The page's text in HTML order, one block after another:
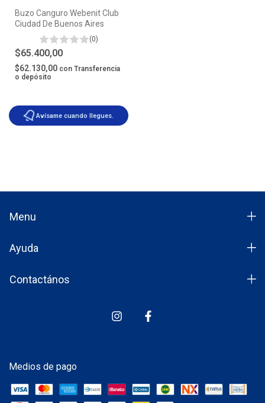
Buzo Canguro Webenit Club
Ciudad De Buenos Aires
(0)
$65.400,00
$62.130,00 con Transferencia
o depósito
Avísame cuando llegues.
Menu
Ayuda
Contactános
Medios de pago